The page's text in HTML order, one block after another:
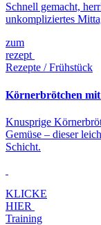
Schnell gemacht,
unkompliziertes
zum
rezept
Rezepte / Frühstück
Körnerbrötchen
Knusprige
Gemüse – dieser
Schicht.
KLICKE
HIER
Training